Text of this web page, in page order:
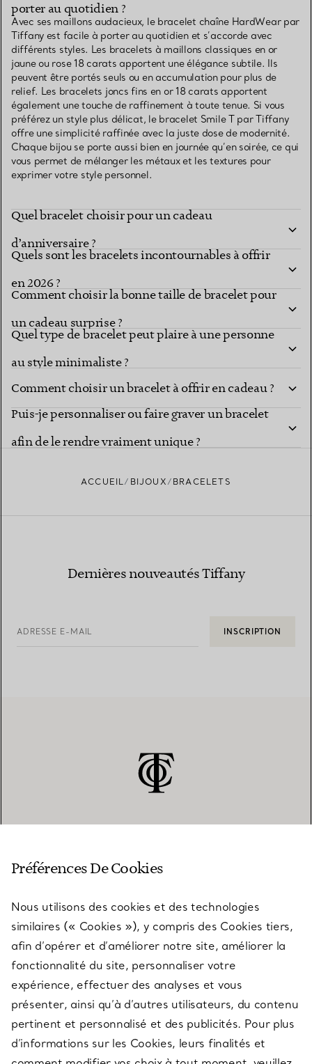
porter au quotidien ?
Avec ses maillons audacieux, le bracelet chaîne HardWear par
Tiffany est facile à porter au quotidien et s’accorde avec
différents styles. Les bracelets à maillons classiques en or
jaune ou rose 18 carats apportent une élégance subtile. Ils
peuvent être portés seuls ou en accumulation pour plus de
relief. Les bracelets joncs fins en or 18 carats apportent
également une touche de raffinement à toute tenue. Si vous
préférez un style plus délicat, le bracelet Smile T par Tiffany
offre une simplicité raffinée avec la juste dose de modernité.
Chaque bijou se porte aussi bien en journée qu’en soirée, ce qui
vous permet de mélanger les métaux et les textures pour
exprimer votre style personnel.
Quel bracelet choisir pour un cadeau
d’anniversaire ?
Quels sont les bracelets incontournables à offrir
en 2026 ?
Comment choisir la bonne taille de bracelet pour
un cadeau surprise ?
Quel type de bracelet peut plaire à une personne
au style minimaliste ?
Comment choisir un bracelet à offrir en cadeau ?
Puis-je personnaliser ou faire graver un bracelet
afin de le rendre vraiment unique ?
ACCUEIL BIJOUX BRACELETS
Dernières nouveautés Tiffany
ADRESSE E-MAIL INSCRIPTION
SERVICES
À PROPOS
QUESTIONS LÉGALES
Préférences De Cookies
Nous utilisons des cookies et des technologies
similaires (« Cookies »), y compris des Cookies tiers,
afin d’opérer et d’améliorer notre site, améliorer la
fonctionnalité du site, personnaliser votre
expérience, effectuer des analyses et vous
présenter, ainsi qu’à d’autres utilisateurs, du contenu
pertinent et personnalisé et des publicités. Pour plus
d’informations sur les Cookies, leurs finalités et